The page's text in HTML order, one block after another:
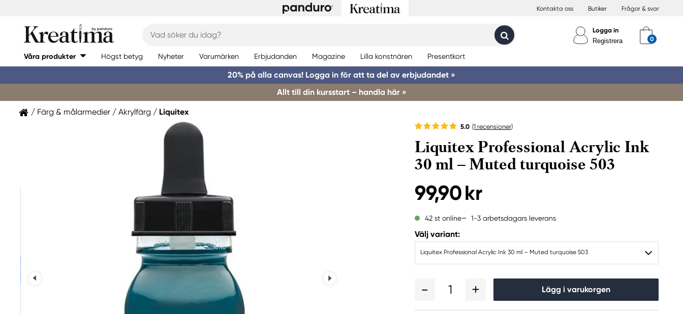
Kontakta oss Butiker Frågor & svar
Logga in
Registrera
Våra produkter Högst betyg Nyheter Varumärken Erbjudanden Magazine Lilla konstnären Presentkort
20% på alla canvas! Logga in för att ta del av erbjudandet »
Allt till din kursstart – handla här »
Färg & målarmedier Akrylfärg Liquitex
5.0 (1 recensioner)
Liquitex Professional Acrylic Ink
30 ml – Muted turquoise 503
99,90 kr
42 st online 1-3 arbetsdagars leverans
Välj variant:
Liquitex Professional Acrylic Ink 30 ml – Muted turquoise 503
1 Lägg i varukorgen